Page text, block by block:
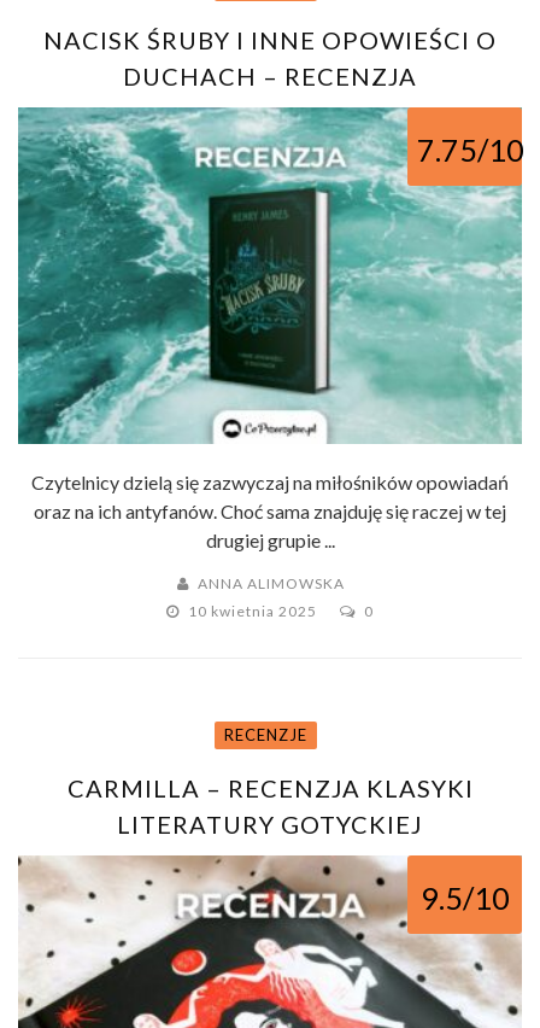
NACISK ŚRUBY I INNE OPOWIEŚCI O
DUCHACH – RECENZJA
7.75/10
Czytelnicy dzielą się zazwyczaj na miłośników opowiadań
oraz na ich antyfanów. Choć sama znajduję się raczej w tej
drugiej grupie ...
ANNA ALIMOWSKA
10 kwietnia 2025
0
RECENZJE
CARMILLA – RECENZJA KLASYKI
LITERATURY GOTYCKIEJ
9.5/10